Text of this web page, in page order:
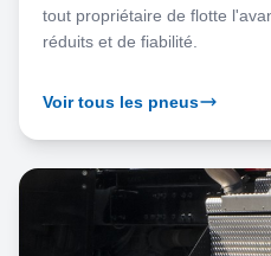
tout propriétaire de flotte
réduits et de fiabilité.
Voir tous les pneus